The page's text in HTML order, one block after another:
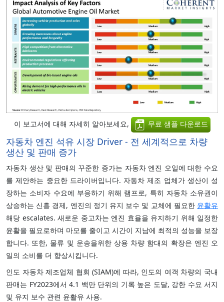
이 보고서에 대해 자세히 알아보세요, 무료 샘플 다운로드
자동차 엔진 석유 시장 Driver - 전 세계적으로 차량
생산 및 판매 증가
자동차 생산 및 판매의 꾸준한 증가는 자동차 엔진 오일에 대한 수요
를 제안하는 중요한 드라이버입니다. 자동차 제조 업체가 생산이 성
장하는 소비자 수요에 부응하기 위해 램프로, 특히 자동차 소유권이
상승하는 신흥 경제, 엔진의 정기 유지 보수 및 교체에 필요한 윤활유
해당 escalates. 새로운 중고차는 엔진 효율을 유지하기 위해 일정한
윤활을 필요로하며 마모를 줄이고 시간이 지남에 최적의 성능을 보장
합니다. 또한, 물류 및 운송을위한 상용 차량 함대의 확장은 엔진 오
일의 소비를 더 향상시킵니다.
인도 자동차 제조업체 협회 (SIAM)에 따라, 인도의 여객 차량의 국내
판매는 FY2023에서 4.1 백만 단위의 기록 높은 도달, 강한 수요 서지
및 유지 보수 관련 윤활유 사용.